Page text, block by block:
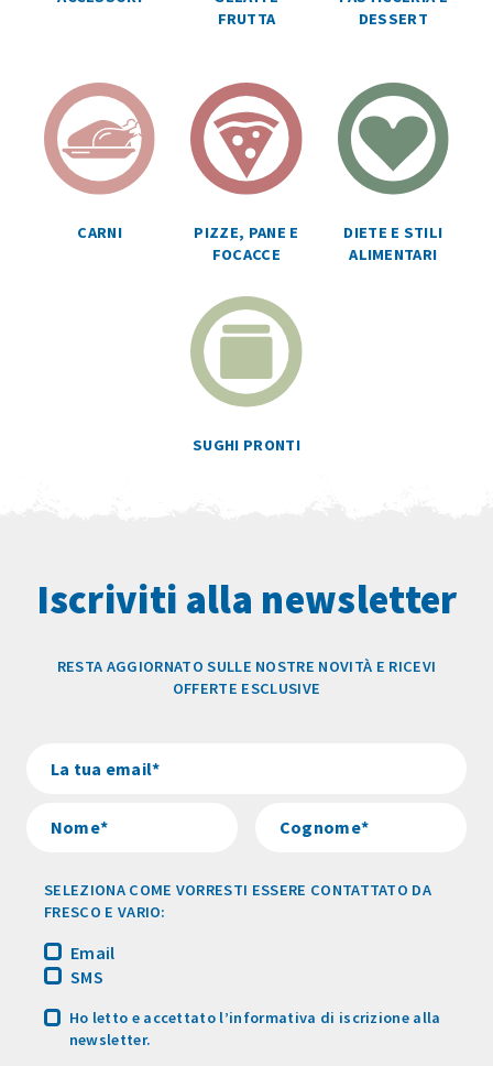
FRUTTA
DESSERT
CARNI
PIZZE, PANE E
FOCACCE
DIETE E STILI
ALIMENTARI
SUGHI PRONTI
Iscriviti alla newsletter
RESTA AGGIORNATO SULLE NOSTRE NOVITÀ E RICEVI
OFFERTE ESCLUSIVE
SELEZIONA COME VORRESTI ESSERE CONTATTATO DA
FRESCO E VARIO:
Email
SMS
Ho letto e accettato l’informativa di iscrizione alla
newsletter.